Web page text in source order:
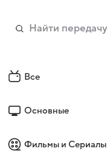
Все
Основные
Фильмы и Сериалы